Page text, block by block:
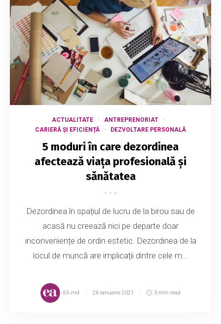
ACTUALITATE
ANTREPRENORIAT
CARIERĂ ȘI EFICIENȚĂ
DEZVOLTARE PERSONALĂ
5 moduri în care dezordinea
afectează viața profesională și
sănătatea
Dezordinea în spațiul de lucru de la birou sau de
acasă nu creează nici pe departe doar
inconveniențe de ordin estetic. Dezordinea de la
locul de muncă are implicații dintre cele m...
EA.md 26 ianuarie 2021 3 min read